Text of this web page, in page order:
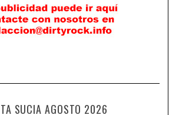
SUCIA AGOSTO 2026